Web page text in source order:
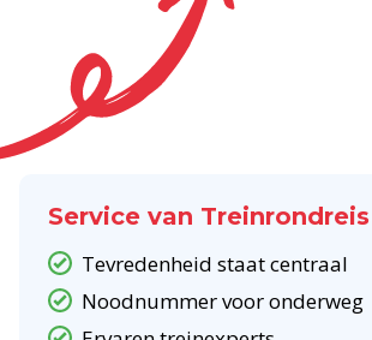
Service van Treinrondreis
Tevredenheid staat centraal
Noodnummer voor onderweg